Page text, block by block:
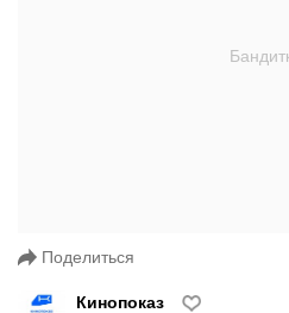
Поделиться
Кинопоказ